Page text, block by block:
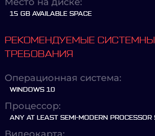
15 GB AVAILABLE SPACE
РЕКОМЕНДУЕМЫЕ
ТРЕБОВАНИЯ
Операционная система:
WINDOWS 10
Процессор:
ANY AT LEAST SEMI-MODERN PROCESSOR